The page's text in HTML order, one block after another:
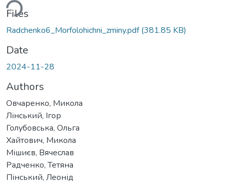
Files
Radchenko6_Morfolohichni_zminy.pdf(381.85 KB)
Date
2024-11-28
Authors
Овчаренко, Микола
Лінський, Ігор
Голубовська, Ольга
Хайтович, Микола
Мішиєв, Вячеслав
Радченко, Тетяна
Пінський, Леонід